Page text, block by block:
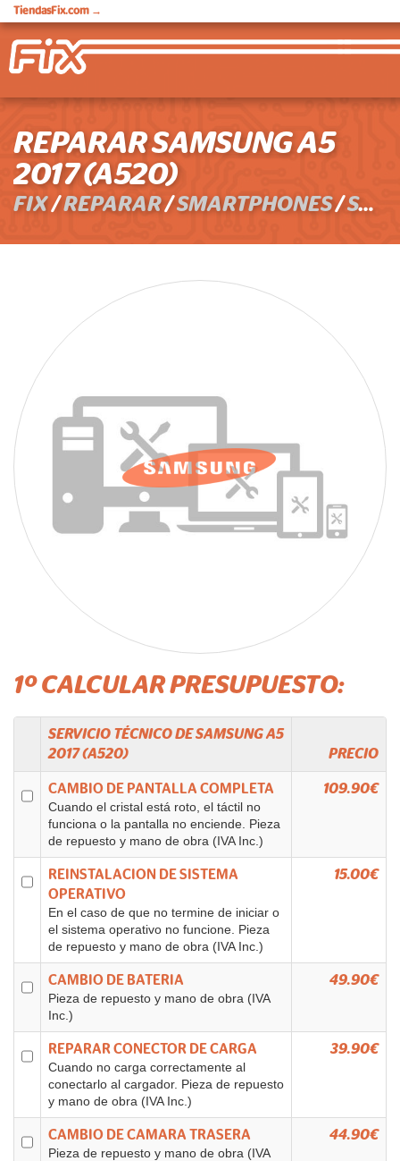
TiendasFix.com →
REPARAR SAMSUNG A5
2017 (A520)
FIX/REPARAR/SMARTPHONES/SAMSUNG
1º CALCULAR PRESUPUESTO:
SERVICIO TÉCNICO DESAMSUNGA5
2017 (A520)
PRECIO
CAMBIO DE PANTALLA COMPLETA
Cuando el cristal está roto, el táctil no
funciona o la pantalla no enciende. Pieza
de repuesto y mano de obra (IVA Inc.)
109.90€
REINSTALACION DE SISTEMA
OPERATIVO
En el caso de que no termine de iniciar o
el sistema operativo no funcione. Pieza
de repuesto y mano de obra (IVA Inc.)
15.00€
CAMBIO DE BATERIA
Pieza de repuesto y mano de obra (IVA
Inc.)
49.90€
REPARAR CONECTOR DE CARGA
Cuando no carga correctamente al
conectarlo al cargador. Pieza de repuesto
y mano de obra (IVA Inc.)
39.90€
CAMBIO DE CAMARA TRASERA
Pieza de repuesto y mano de obra (IVA
44.90€